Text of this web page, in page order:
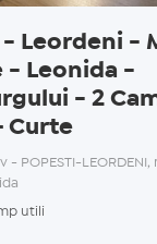
- Leordeni -
- Leonida -
- 2
Curte
- POPESTI-
utili